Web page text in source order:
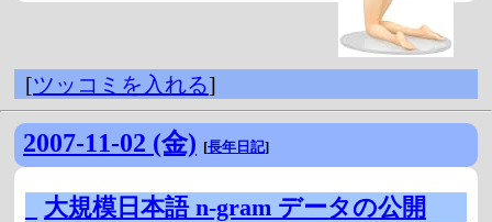
[ツッコミを入れる]
2007-11-02 (金) [長年日記]
大規模日本語 n-gram データの公開